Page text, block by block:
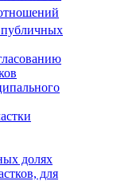
долях
для